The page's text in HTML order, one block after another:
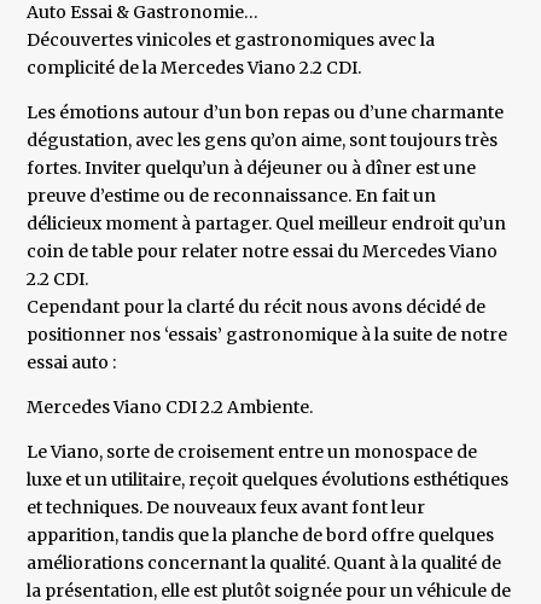
Auto Essai & Gastronomie…
Découvertes vinicoles et gastronomiques avec la
complicité de la Mercedes Viano 2.2 CDI.
Les émotions autour d’un bon repas ou d’une charmante
dégustation, avec les gens qu’on aime, sont toujours très
fortes. Inviter quelqu’un à déjeuner ou à dîner est une
preuve d’estime ou de reconnaissance. En fait un
délicieux moment à partager. Quel meilleur endroit qu’un
coin de table pour relater notre essai du Mercedes Viano
2.2 CDI.
Cependant pour la clarté du récit nous avons décidé de
positionner nos ‘essais’ gastronomique à la suite de notre
essai auto :
Mercedes Viano CDI 2.2 Ambiente.
Le Viano, sorte de croisement entre un monospace de
luxe et un utilitaire, reçoit quelques évolutions esthétiques
et techniques. De nouveaux feux avant font leur
apparition, tandis que la planche de bord offre quelques
améliorations concernant la qualité. Quant à la qualité de
la présentation, elle est plutôt soignée pour un véhicule de